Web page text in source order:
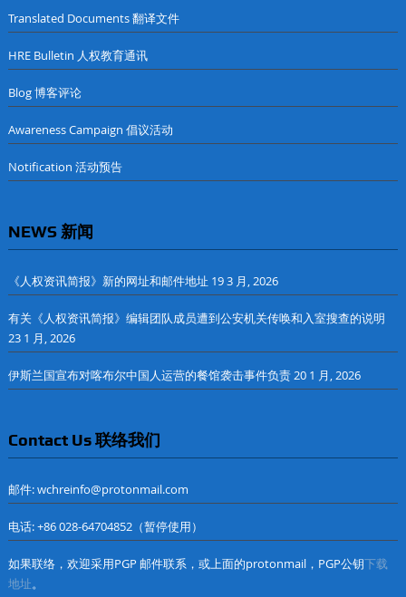
Translated Documents 翻译文件
HRE Bulletin 人权教育通讯
Blog 博客评论
Awareness Campaign 倡议活动
Notification 活动预告
NEWS 新闻
《人权资讯简报》新的网址和邮件地址 19 3 月, 2026
有关《人权资讯简报》编辑团队成员遭到公安机关传唤和入室搜查的说明
23 1 月, 2026
伊斯兰国宣布对喀布尔中国人运营的餐馆袭击事件负责20 1 月, 2026
Contact Us 联络我们
邮件: wchreinfo@protonmail.com
电话: +86 028-64704852（暂停使用）
如果联络，欢迎采用PGP 邮件联系，或上面的protonmail，PGP公钥下载
地址。